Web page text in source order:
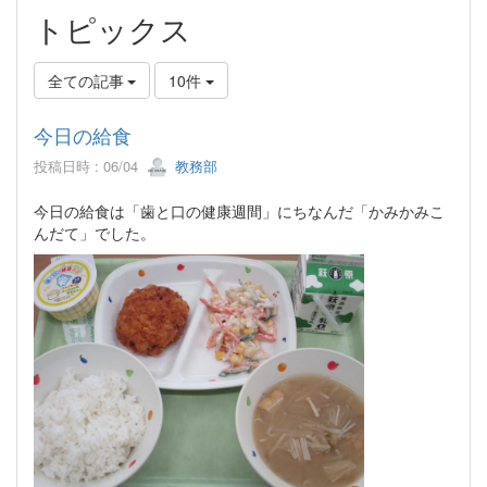
トピックス
全ての記事 10件
今日の給食
投稿日時 : 06/04 教務部
今日の給食は「歯と口の健康週間」にちなんだ「かみかみこ
んだて」でした。